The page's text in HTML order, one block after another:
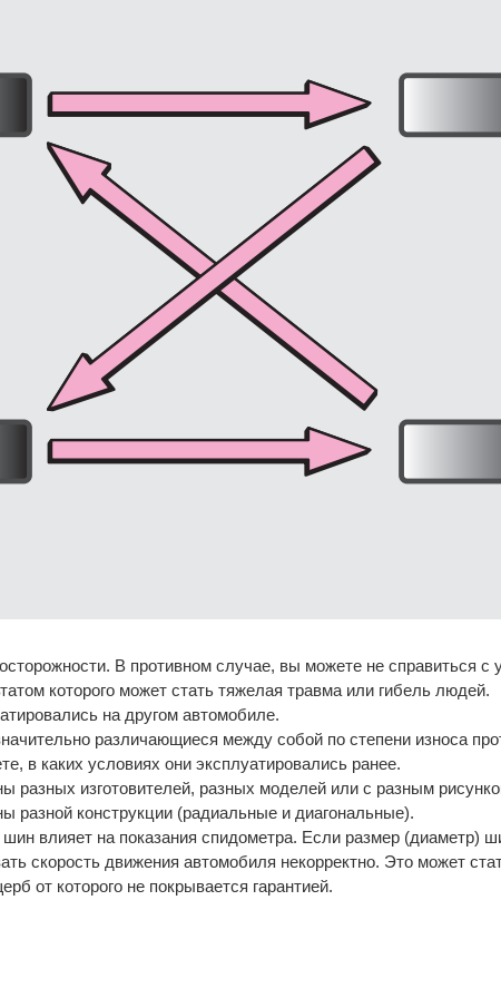
В противном случае, вы можете не справиться с
которого может стать тяжелая травма или гибель людей.
на другом автомобиле.
различающиеся между собой по степени износа
в каких условиях они эксплуатировались ранее.
разных изготовителей, разных моделей или с разным
разной конструкции (радиальные и диагональные).
влияет на показания спидометра. Если размер (диаметр)
скорость движения автомобиля некорректно. Это может
от которого не покрывается гарантией.